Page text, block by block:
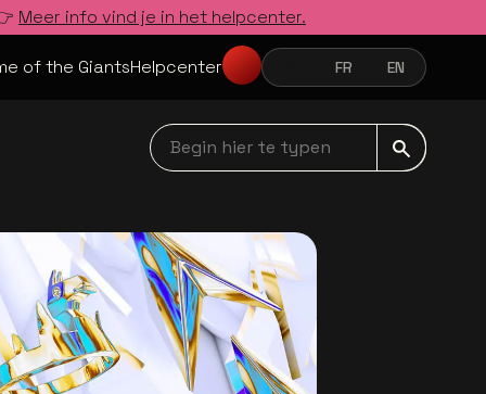
Meer info vind je in het helpcenter.
of the GiantsHelpcenter NEDERLANDSFRANÇAIS
FR ENGLISH
EN
Begin hier te typen navbar